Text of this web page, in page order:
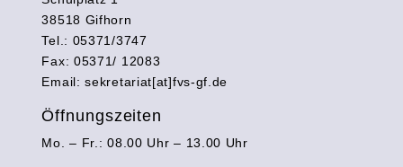
38518 Gifhorn
Tel.: 05371/3747
Fax: 05371/ 12083
Email: sekretariat[at]fvs-gf.de
Öffnungszeiten
Mo. – Fr.: 08.00 Uhr – 13.00 Uhr